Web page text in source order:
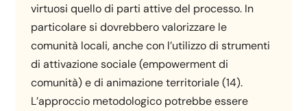
virtuosi quello di parti attive del processo. In
particolare si dovrebbero valorizzare le
comunità locali, anche con l’utilizzo di strumenti
di attivazione sociale (empowerment di
comunità) e di animazione territoriale (14).
L’approccio metodologico potrebbe essere